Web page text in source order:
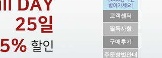
고객센터
필독사항
구매후기
주문방법안내